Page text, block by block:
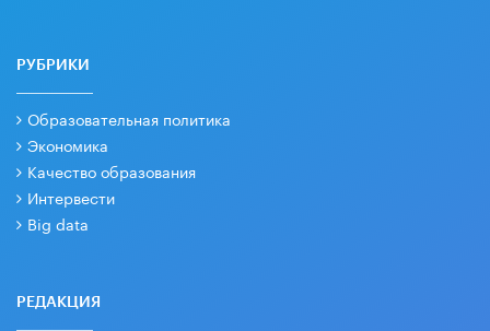
РУБРИКИ
Образовательная политика
Экономика
Качество образования
Интервести
Big data
РЕДАКЦИЯ